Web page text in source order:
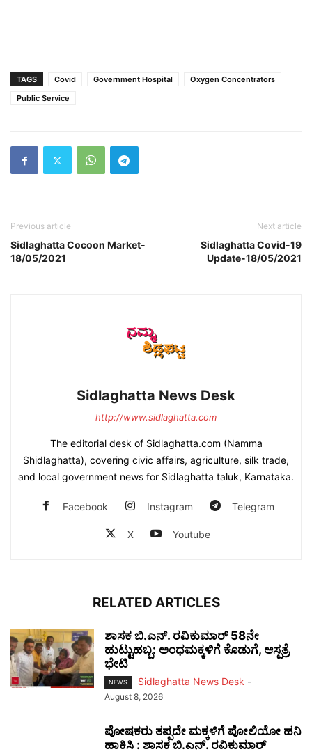
TAGS Covid Government Hospital
Oxygen Concentrators
Public Service
Previous article
Sidlaghatta Cocoon Market-
18/05/2021
Next article
Sidlaghatta Covid-19
Update-18/05/2021
Sidlaghatta News Desk
http://www.sidlaghatta.com
The editorial desk of Sidlaghatta.com (Namma
Shidlaghatta), covering civic affairs, agriculture, silk trade,
and local government news for Sidlaghatta taluk, Karnataka.
Facebook Instagram Telegram
X Youtube
RELATED ARTICLES
ಶಾಸಕ ಬಿ.ಎನ್. ರವಿಕುಮಾರ್ 58ನೇ
ಹುಟ್ಟುಹಬ್ಬ: ಅಂಧಮಕ್ಕಳಿಗೆ ಕೊಡುಗೆ, ಆಸ್ಪತ್ರೆ
ಭೇಟಿ
NEWS Sidlaghatta News Desk -
August 8, 2026
ಪೋಷಕರು ತಪ್ಪದೇ ಮಕ್ಕಳಿಗೆ ಪೋಲಿಯೋ ಹನಿ
ಹಾಕಿಸಿ : ಶಾಸಕ ಬಿ.ಎನ್. ರವಿಕುಮಾರ್